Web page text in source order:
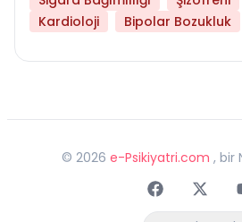
Kardioloji
Bipolar Bozukluk
© 2026 e-Psikiyatri.com , bir
FaceebokTwitter